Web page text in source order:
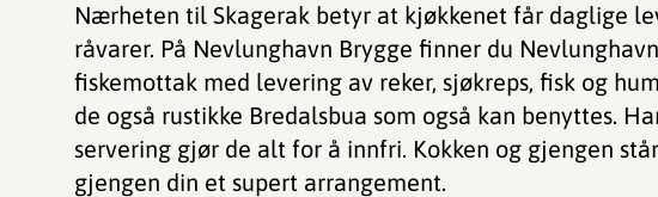
Nærheten til Skagerak betyr at kjøkkenet får daglige
råvarer. På Nevlunghavn Brygge finner du
fiskemottak med levering av reker, sjøkreps, fisk og
de også rustikke Bredalsbua som også kan benyttes.
servering gjør de alt for å innfri. Kokken og gjengen
gjengen din et supert arrangement.